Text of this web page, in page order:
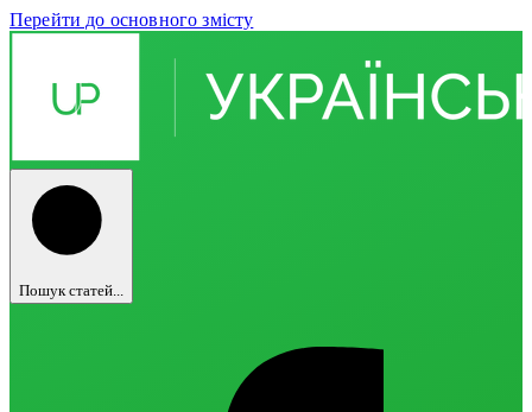
Перейти до основного змісту
Пошук статей...